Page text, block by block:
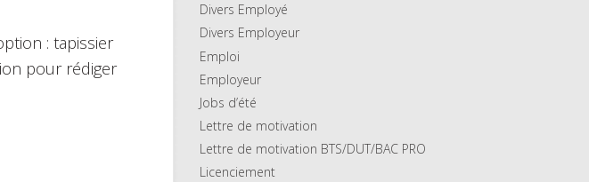
: tapissier
pour rédiger
Divers Employé
Divers Employeur
Emploi
Employeur
Jobs d’été
Lettre de motivation
Lettre de motivation BTS/DUT/BAC PRO
Licenciement